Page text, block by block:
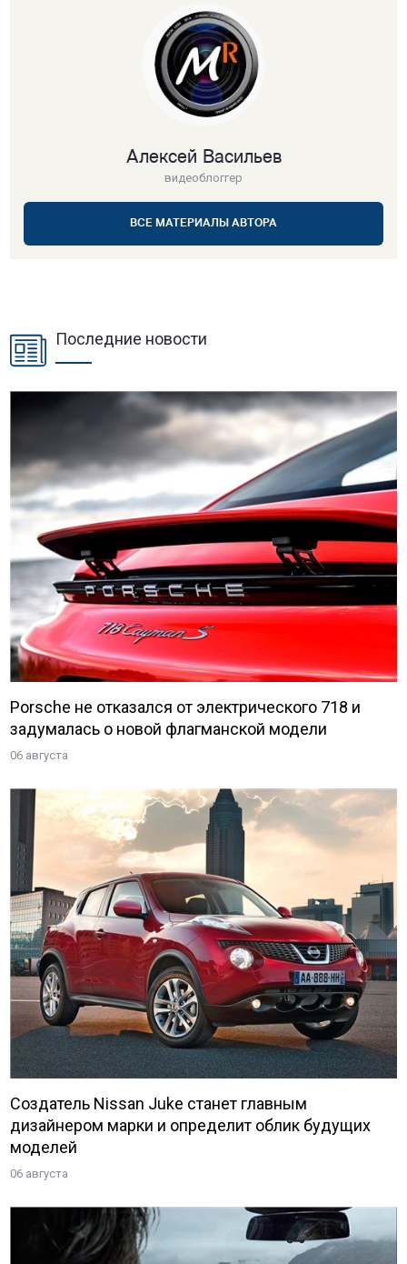
Алексей Васильев
видеоблоггер
ВСЕ МАТЕРИАЛЫ АВТОРА
Последние новости
Porsche не отказался от электрического 718 и
задумалась о новой флагманской модели
06 августа
Создатель Nissan Juke станет главным
дизайнером марки и определит облик будущих
моделей
06 августа